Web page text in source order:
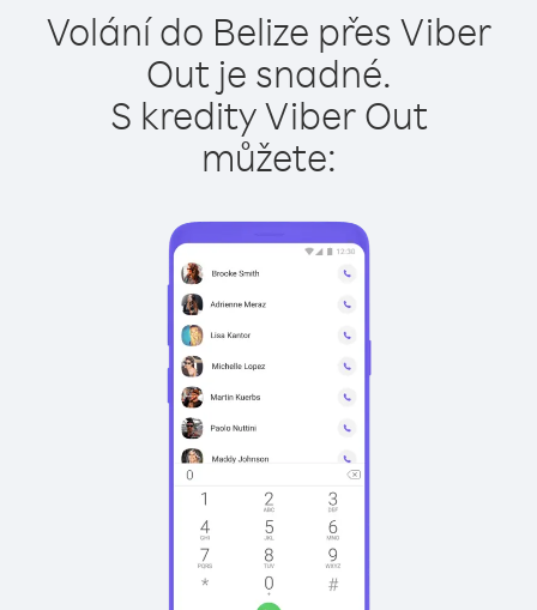
Volání do Belize přes Viber
Out je snadné.
S kredity Viber Out
můžete: